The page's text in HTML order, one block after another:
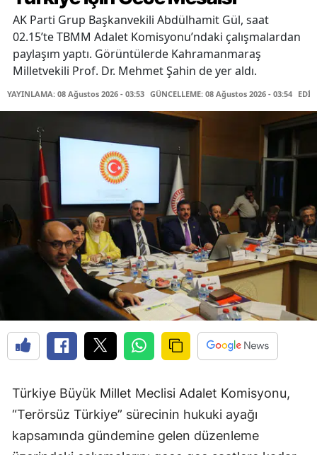
AK Parti Grup Başkanvekili Abdülhamit Gül, saat
02.15’te TBMM Adalet Komisyonu’ndaki çalışmalardan
paylaşım yaptı. Görüntülerde Kahramanmaraş
Milletvekili Prof. Dr. Mehmet Şahin de yer aldı.
YAYINLAMA: 08 Ağustos 2026 - 03:53 GÜNCELLEME: 08 Ağustos 2026 - 03:54
Türkiye Büyük Millet Meclisi Adalet Komisyonu,
“Terörsüz Türkiye” sürecinin hukuki ayağı
kapsamında gündemine gelen düzenleme